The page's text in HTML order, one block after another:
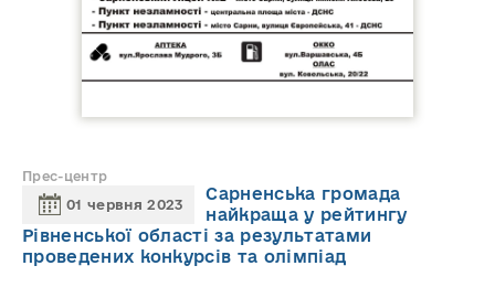
Прес-центр
01 червня 2023
Сарненська громада
найкраща у рейтингу
Рівненської області за результатами
проведених конкурсів та олімпіад